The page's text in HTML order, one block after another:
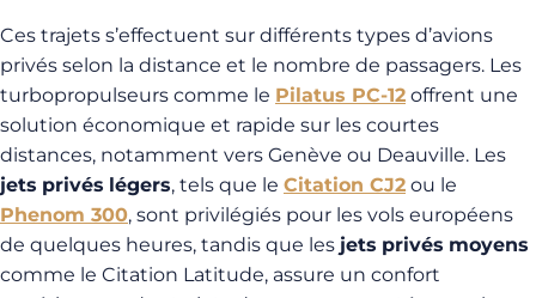
Ces trajets s’effectuent sur différents types d’avions
privés selon la distance et le nombre de passagers. Les
turbopropulseurs comme le Pilatus PC-12 offrent une
solution économique et rapide sur les courtes
distances, notamment vers Genève ou Deauville. Les
jets privés légers, tels que le Citation CJ2 ou le
Phenom 300, sont privilégiés pour les vols européens
de quelques heures, tandis que les jets privés moyens
comme le Citation Latitude, assure un confort